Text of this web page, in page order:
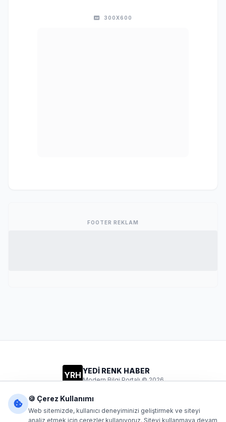
300X600
FOOTER REKLAM
YRH YEDİ RENK HABER
Modern Bilgi Portalı © 2026
🍪 Çerez Kullanımı
Web sitemizde, kullanıcı deneyiminizi geliştirmek ve siteyi
analiz etmek için çerezler kullanıyoruz. Siteyi kullanmaya devam